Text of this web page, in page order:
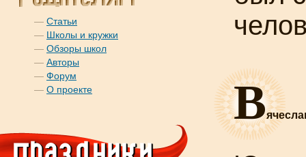
— Статьи
— Школы и кружки
— Обзоры школ
— Авторы
— Форум
— О проекте В